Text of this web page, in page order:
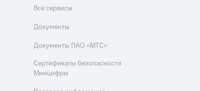
Все сервисы
Документы
Документы ПАО «МТС»
Сертификаты безопасности
Минцифры